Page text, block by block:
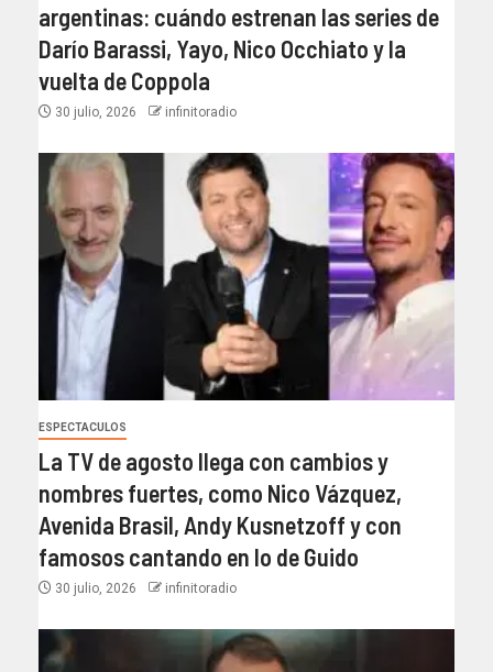
argentinas: cuándo estrenan las series de
Darío Barassi, Yayo, Nico Occhiato y la
vuelta de Coppola
30 julio, 2026 infinitoradio
ESPECTACULOS
La TV de agosto llega con cambios y
nombres fuertes, como Nico Vázquez,
Avenida Brasil, Andy Kusnetzoff y con
famosos cantando en lo de Guido
30 julio, 2026 infinitoradio